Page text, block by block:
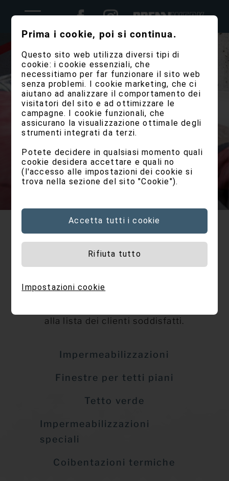
REFERENZE
opere più pregevoli e straordinarie.
alla lista dei clienti soddisfatti.
Impermeabilizzazioni
Finestre per tetti piani
Tetto verde
Impermeabilizzazioni
speciali
Coibentazioni termiche
Prima i cookie, poi si continua.
Questo sito web utilizza diversi tipi di
cookie: i cookie essenziali, che
necessitiamo per far funzionare il sito web
senza problemi. I cookie marketing, che ci
aiutano ad analizzare il comportamento dei
visitatori del sito e ad ottimizzare le
campagne. I cookie funzionali, che
assicurano la visualizzazione ottimale degli
strumenti integrati da terzi.
Potete decidere in qualsiasi momento quali
cookie desidera accettare e quali no
(l'accesso alle impostazioni dei cookie si
trova nella sezione del sito "Cookie").
Impostazioni cookie
Accetta tutti i cookie
Rifiuta tutto